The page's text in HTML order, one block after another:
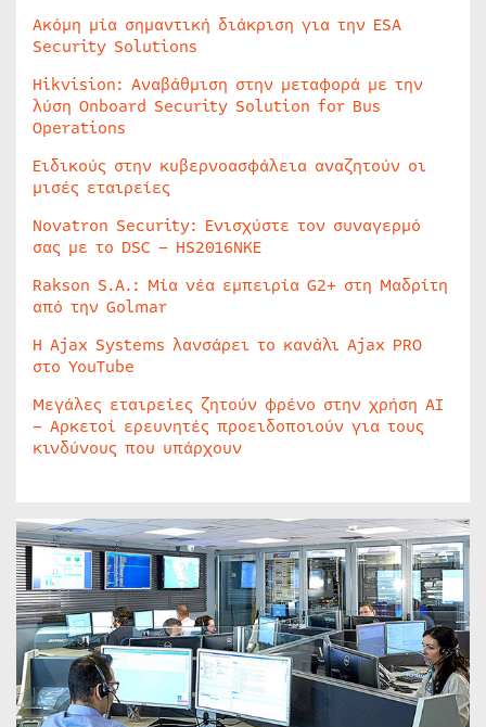
Ακόμη μία σημαντική διάκριση για την ESA
Security Solutions
Hikvision: Αναβάθμιση στην μεταφορά με την
λύση Onboard Security Solution for Bus
Operations
Ειδικούς στην κυβερνοασφάλεια αναζητούν οι
μισές εταιρείες
Novatron Security: Ενισχύστε τον συναγερμό
σας με το DSC – HS2016NKE
Rakson S.A.: Μία νέα εμπειρία G2+ στη Μαδρίτη
από την Golmar
Η Ajax Systems λανσάρει το κανάλι Ajax PRO
στο YouTube
Μεγάλες εταιρείες ζητούν φρένο στην χρήση AI
– Αρκετοί ερευνητές προειδοποιούν για τους
κινδύνους που υπάρχουν